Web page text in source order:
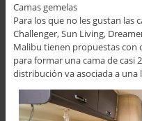
Camas gemelas
Para los que no les gustan las
Challenger, Sun Living,
Malibu tienen propuestas con
para formar una cama de casi
distribución va asociada a